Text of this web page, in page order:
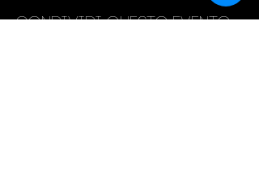
Condividi questo evento